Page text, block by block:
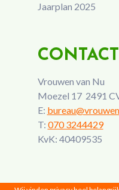
Jaarplan 2025
CONTACT
Vrouwen van Nu
Moezel 17 2491
E:
T: 070 3244429
KvK: 40409535